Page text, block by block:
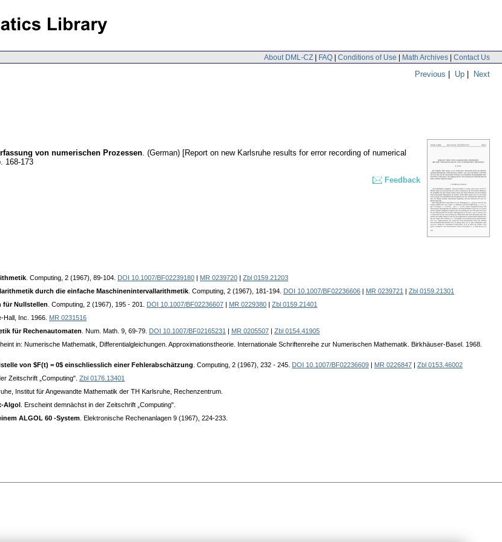
About DML-CZ | FAQ | Conditions of Use | Math Archives | Contact Us
Previous | Up | Next
von numerischen Prozessen. (German) [Report on new Karlsruhe results for error recording of numerical
168-173
Feedback
. Computing, 2 (1967), 89-104. DOI 10.1007/BF02239180 MR 0239720
Zbl 0159.21203
durch die einfache Maschinenintervallarithmetik . Computing, 2 (1967), 181-194. DOI 10.1007/BF02236606 MR 0239721
Zbl 0159.21301
für Nullstellen . Computing, 2 (1967), 195 - 201. DOI 10.1007/BF02236607 MR 0229380
Zbl 0159.21401
Hall, Inc. 1966. MR 0231516
für Rechenautomaten . Num. Math. 9, 69-79. DOI 10.1007/BF02165231 MR 0205507
Zbl 0154.41905
in: Numerische Mathematik, Differentialgleichungen. Approximationstheorie. Internationale Schriftenreihe zur Numerischen Mathematik. Birkhäuser-Basel. 1968.
von $F(t) = 0$ einschliesslich einer Fehlerabschätzung . Computing, 2 (1967), 232 - 245. DOI 10.1007/BF02236609 MR 0226847
Zbl 0153.46002
Zeitschrift „Computing". Zbl 0176.13401
Institut für Angewandte Mathematik der TH Karlsruhe, Rechenzentrum.
Algol
. Erscheint demnächst in der Zeitschrift „Computing".
ALGOL 60 -System . Elektronische Rechenanlagen 9 (1967), 224-233.